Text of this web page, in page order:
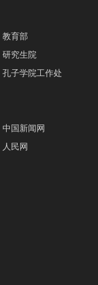
教育部
研究生院
孔子学院工作处
中国新闻网
人民网